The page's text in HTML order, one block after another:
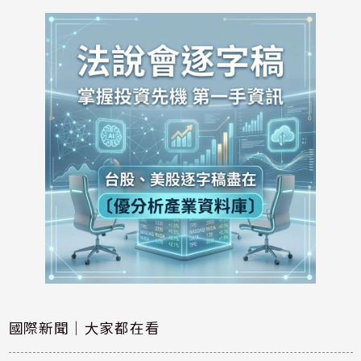
國際新聞｜大家都在看